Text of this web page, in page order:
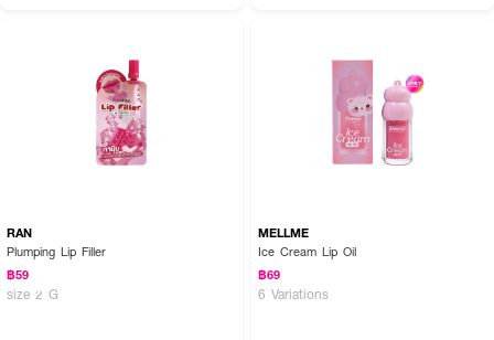
RAN
Plumping Lip Filler
฿59
size 2 G
MELLME
Ice Cream Lip Oil
฿69
6 Variations